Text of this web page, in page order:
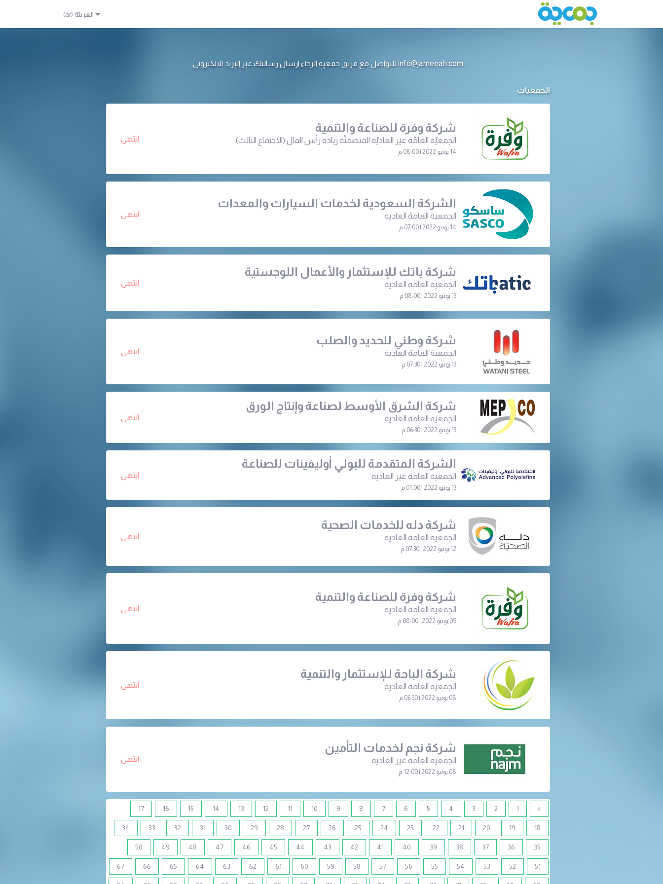
info@jameeah.com للتواصل مع فريق جمعية الرجاء ارسال رسالتك عبر البريد الالكتروني
الجمعيات
شركة وفرة للصناعة والتنمية
الجمعيّة العامّة غير العاديّة المتضمنّة زيادة رأس المال (الاجتماع الثالث)
14 يونيو 2022 | 08:00 م
انتهى
الشركة السعودية لخدمات السيارات والمعدات
الجمعية العامة العادية
14 يونيو 2022 | 07:00 م
انتهى
شركة باتك للإستثمار والأعمال اللوجستية
الجمعية العامة العادية
13 يونيو 2022 | 08:00 م
انتهى
شركة وطني للحديد والصلب
الجمعية العامة العادية
13 يونيو 2022 | 07:30 م
انتهى
شركة الشرق الأوسط لصناعة وإنتاج الورق
الجمعية العامة العادية
13 يونيو 2022 | 06:30 م
انتهى
الشركة المتقدمة للبولي أوليفينات للصناعة
الجمعية العامة غير العادية
13 يونيو 2022 | 01:00 م
انتهى
شركة دله للخدمات الصحية
الجمعية العامة العادية
12 يونيو 2022 | 07:30 م
انتهى
شركة وفرة للصناعة والتنمية
الجمعية العامة العادية
09 يونيو 2022 | 08:00 م
انتهى
شركة الباحة للإستثمار والتنمية
الجمعية العامة العادية
08 يونيو 2022 | 06:30 م
انتهى
شركة نجم لخدمات التأمين
الجمعية العامة غير العادية
08 يونيو 2022 | 12:00 م
انتهى
«
1
2
3
4
5
6
7
8
9
10
11
12
13
14
15
16
17
18
19
20
21
22
23
24
25
26
27
28
29
30
31
32
33
34
35
36
37
38
39
40
41
42
43
44
45
46
47
48
49
50
51
52
53
54
55
56
57
58
59
60
61
62
63
64
65
66
67